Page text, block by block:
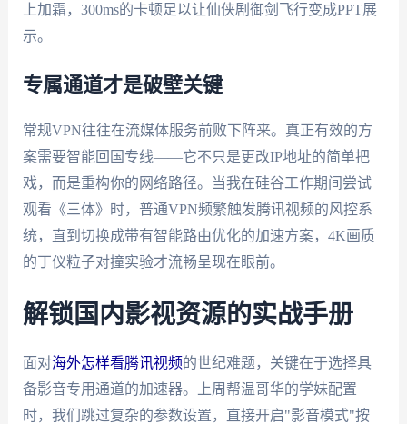
上加霜，300ms的卡顿足以让仙侠剧御剑飞行变成PPT展
示。
专属通道才是破壁关键
常规VPN往往在流媒体服务前败下阵来。真正有效的方
案需要智能回国专线——它不只是更改IP地址的简单把
戏，而是重构你的网络路径。当我在硅谷工作期间尝试
观看《三体》时，普通VPN频繁触发腾讯视频的风控系
统，直到切换成带有智能路由优化的加速方案，4K画质
的丁仪粒子对撞实验才流畅呈现在眼前。
解锁国内影视资源的实战手册
面对海外怎样看腾讯视频的世纪难题，关键在于选择具
备影音专用通道的加速器。上周帮温哥华的学妹配置
时，我们跳过复杂的参数设置，直接开启"影音模式"按